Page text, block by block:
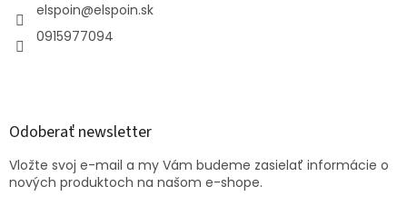
elspoin@elspoin.sk
0915977094
Odoberať newsletter
Vložte svoj e-mail a my Vám budeme zasielať informácie o
nových produktoch na našom e-shope.